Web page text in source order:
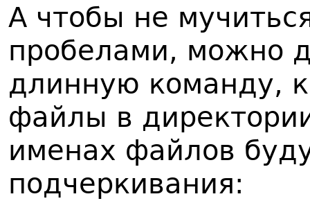
А чтобы не
пробелами, можно
длинную команду,
файлы в
именах файлов
подчеркивания: